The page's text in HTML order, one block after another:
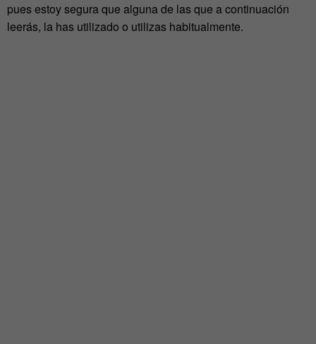
pues estoy segura que alguna de las que a continuación
leerás, la has utilizado o utilizas habitualmente.